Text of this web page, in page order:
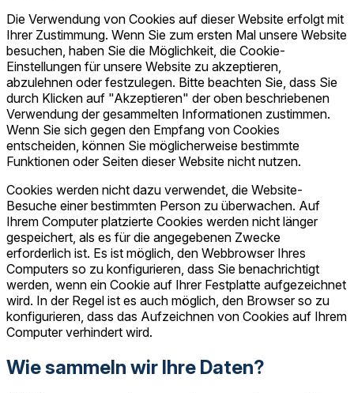
Die Verwendung von Cookies auf dieser Website erfolgt mit
Ihrer Zustimmung. Wenn Sie zum ersten Mal unsere Website
besuchen, haben Sie die Möglichkeit, die Cookie-
Einstellungen für unsere Website zu akzeptieren,
abzulehnen oder festzulegen. Bitte beachten Sie, dass Sie
durch Klicken auf "Akzeptieren" der oben beschriebenen
Verwendung der gesammelten Informationen zustimmen.
Wenn Sie sich gegen den Empfang von Cookies
entscheiden, können Sie möglicherweise bestimmte
Funktionen oder Seiten dieser Website nicht nutzen.
Cookies werden nicht dazu verwendet, die Website-
Besuche einer bestimmten Person zu überwachen. Auf
Ihrem Computer platzierte Cookies werden nicht länger
gespeichert, als es für die angegebenen Zwecke
erforderlich ist. Es ist möglich, den Webbrowser Ihres
Computers so zu konfigurieren, dass Sie benachrichtigt
werden, wenn ein Cookie auf Ihrer Festplatte aufgezeichnet
wird. In der Regel ist es auch möglich, den Browser so zu
konfigurieren, dass das Aufzeichnen von Cookies auf Ihrem
Computer verhindert wird.
Wie sammeln wir Ihre Daten?